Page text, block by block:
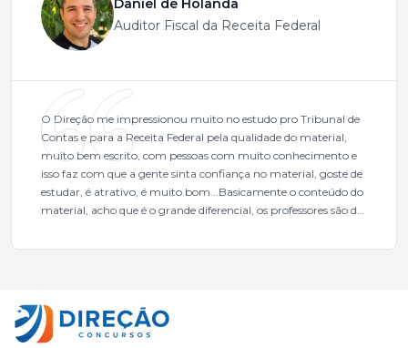
Daniel de Holanda
Auditor Fiscal da Receita Federal
O Direção me impressionou muito no estudo pro Tribunal de
Contas e para a Receita Federal pela qualidade do material,
muito bem escrito, com pessoas com muito conhecimento e
isso faz com que a gente sinta confiança no material, goste de
estudar, é atrativo, é muito bom...Basicamente o conteúdo do
material, acho que é o grande diferencial, os professores são de
mais excelentes cargos da administração pública.Eu sempre
fundamental na minha derrota no ano passado para que eu
pudesse enxergar o que eu errei e corrigir minha rota.E além
das aulas vocês(Direção Concursos), que fizeram um